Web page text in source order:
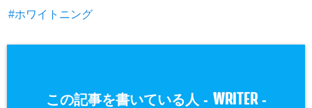
ホワイトニング
この記事を書いている人 - WRITER-